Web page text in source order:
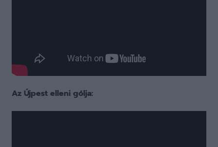
Az Újpest elleni gólja: